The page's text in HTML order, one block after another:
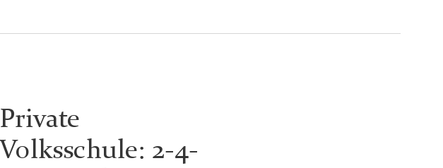
Private
Volksschule: 2-4-